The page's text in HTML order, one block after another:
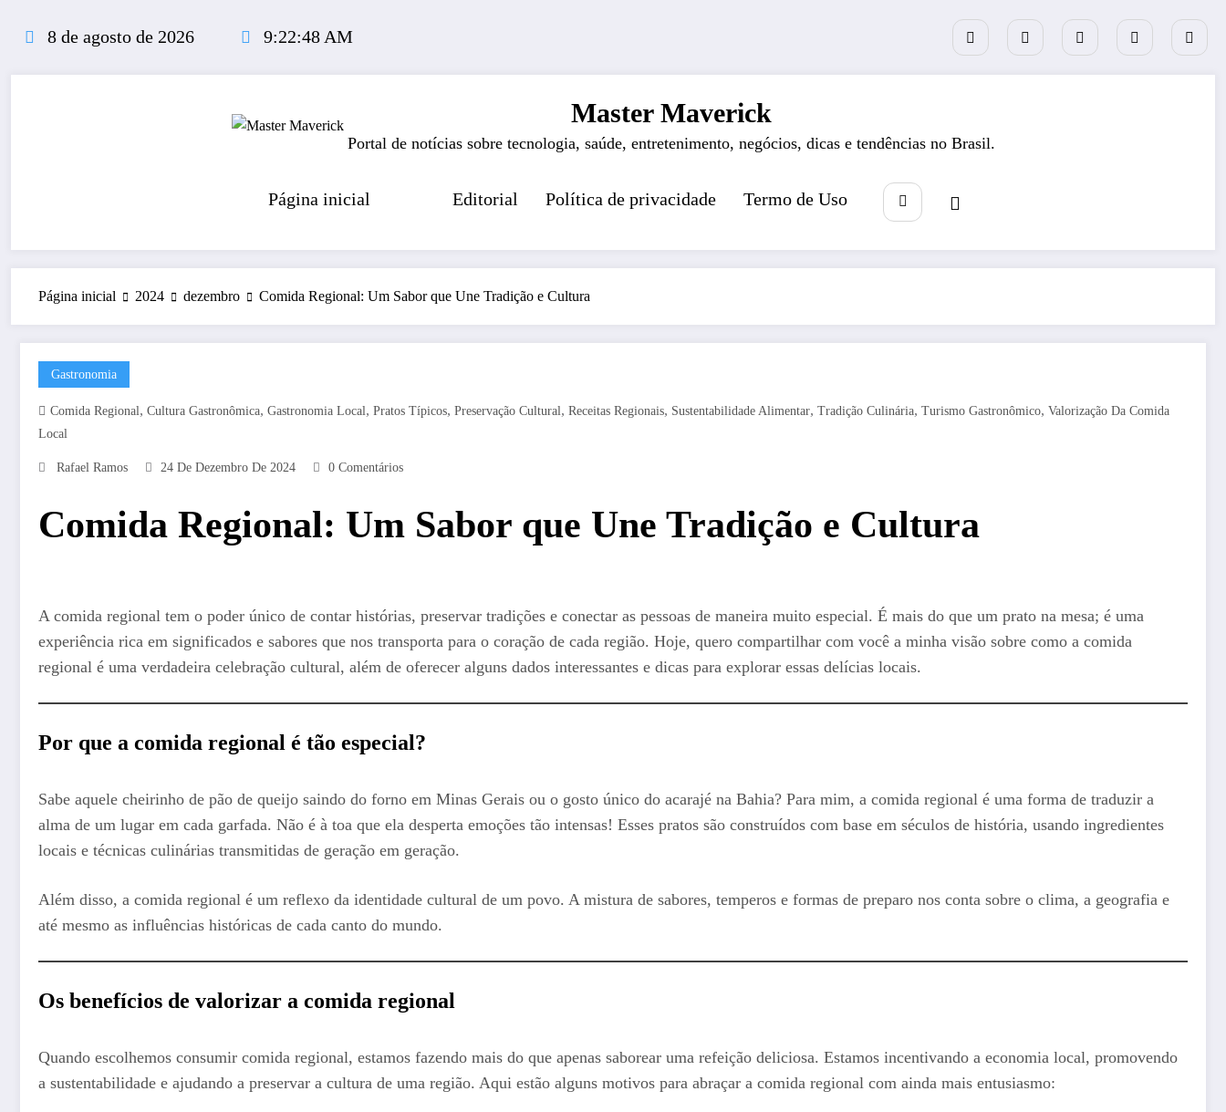
conteúdo
8 de agosto de 2026 9:22:49 AM
Master Maverick
Portal de notícias sobre tecnologia, saúde, entretenimento, negócios, dicas e tendências no Brasil.
Página inicial Editorial Política de privacidade Termo de Uso
Página inicial 2024 dezembro Comida Regional: Um Sabor que Une Tradição e Cultura
Gastronomia
Comida Regional, Cultura Gastronômica, Gastronomia Local, Pratos Típicos, Preservação Cultural, Receitas Regionais, Sustentabilidade Alimentar, Tradição Culinária, Turismo Gastronômico, Valorização Da Comida
Local
Rafael Ramos 24 De Dezembro De 2024 0 Comentários
Comida Regional: Um Sabor que Une Tradição e Cultura
A comida regional tem o poder único de contar histórias, preservar tradições e conectar as pessoas de maneira muito especial. É mais do que um prato na mesa; é uma
experiência rica em significados e sabores que nos transporta para o coração de cada região. Hoje, quero compartilhar com você a minha visão sobre como a comida
regional é uma verdadeira celebração cultural, além de oferecer alguns dados interessantes e dicas para explorar essas delícias locais.
Por que a comida regional é tão especial?
Sabe aquele cheirinho de pão de queijo saindo do forno em Minas Gerais ou o gosto único do acarajé na Bahia? Para mim, a comida regional é uma forma de traduzir a
alma de um lugar em cada garfada. Não é à toa que ela desperta emoções tão intensas! Esses pratos são construídos com base em séculos de história, usando ingredientes
locais e técnicas culinárias transmitidas de geração em geração.
Além disso, a comida regional é um reflexo da identidade cultural de um povo. A mistura de sabores, temperos e formas de preparo nos conta sobre o clima, a geografia e
até mesmo as influências históricas de cada canto do mundo.
Os benefícios de valorizar a comida regional
Quando escolhemos consumir comida regional, estamos fazendo mais do que apenas saborear uma refeição deliciosa. Estamos incentivando a economia local, promovendo
a sustentabilidade e ajudando a preservar a cultura de uma região. Aqui estão alguns motivos para abraçar a comida regional com ainda mais entusiasmo: